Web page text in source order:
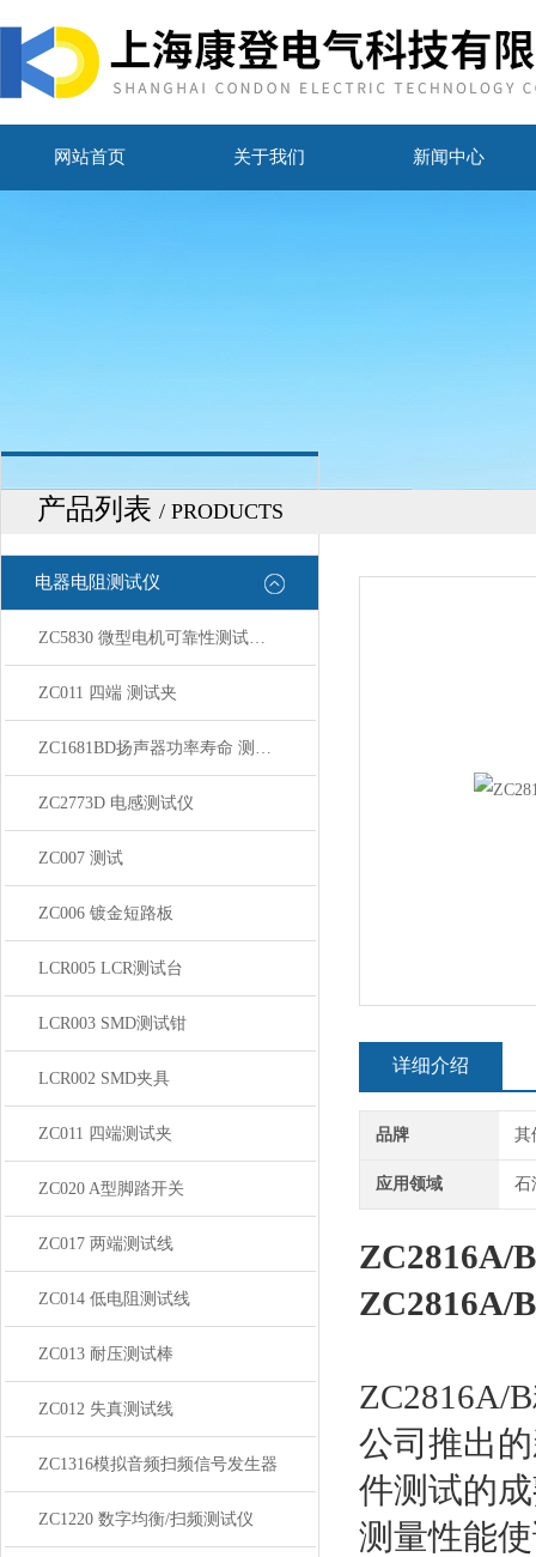
网站首页 关于我们 新闻中心
产品列表 / PRODUCTS
电器电阻测试仪
ZC5830 微型电机可靠性测试系统
ZC011 四端 测试夹
ZC1681BD扬声器功率寿命 测试系统
ZC2773D 电感测试仪
ZC007 测试
ZC006 镀金短路板
LCR005 LCR测试台
LCR003 SMD测试钳
LCR002 SMD夹具
ZC011 四端测试夹
ZC020 A型脚踏开关
ZC017 两端测试线
ZC014 低电阻测试线
ZC013 耐压测试棒
ZC012 失真测试线
ZC1316模拟音频扫频信号发生器
ZC1220 数字均衡/扫频测试仪
详细介绍
品牌 其
应用领域 石
ZC2816A/
ZC2816A/
ZC2816A/
公司推出
件测试的
测量性能